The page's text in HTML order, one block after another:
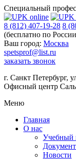
Специальный
8 (812) 407-19-28 8
(бесплатно по
Ваш город: Москва
spetsprof@list.ru
заказать звонок
г. Санкт Петербург,
Офисный центр
Меню
Главная
О нас
Учебный
Новости